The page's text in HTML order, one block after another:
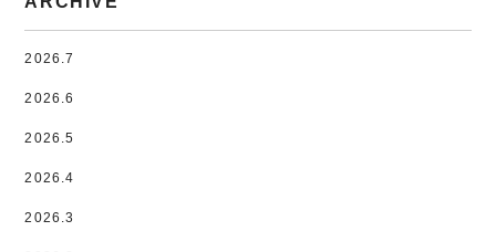
2026.7
2026.6
2026.5
2026.4
2026.3